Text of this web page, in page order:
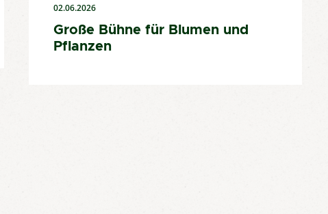
02.06.2026
Große Bühne für Blumen und
Pflanzen